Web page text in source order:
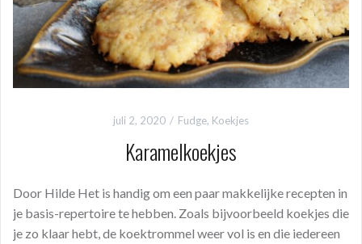
juli 2, 2020 Fudge, Koekjes
Karamelkoekjes
Door Hilde Het is handig om een paar makkelijke recepten in
je basis-repertoire te hebben. Zoals bijvoorbeeld koekjes die
je zo klaar hebt, de koektrommel weer vol is en die iedereen